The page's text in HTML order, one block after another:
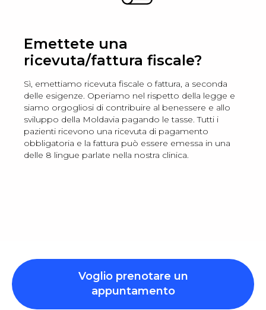
Emettete una
ricevuta/fattura fiscale?
Sì, emettiamo ricevuta fiscale o fattura, a seconda
delle esigenze. Operiamo nel rispetto della legge e
siamo orgogliosi di contribuire al benessere e allo
sviluppo della Moldavia pagando le tasse. Tutti i
pazienti ricevono una ricevuta di pagamento
obbligatoria e la fattura può essere emessa in una
delle 8 lingue parlate nella nostra clinica.
Voglio prenotare un
appuntamento